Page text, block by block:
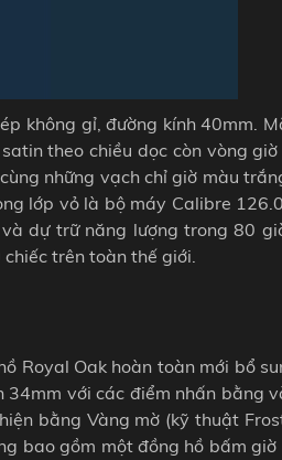
không gỉ, đường kính 40mm.
theo chiều dọc còn vòng
những vạch chỉ giờ màu
lớp vỏ là bộ máy Calibre
dự trữ năng lượng trong 80
trên toàn thế giới.
Royal Oak hoàn toàn mới bổ
với các điểm nhấn bằng
bằng Vàng mờ (kỹ thuật
bao gồm một đồng hồ bấm